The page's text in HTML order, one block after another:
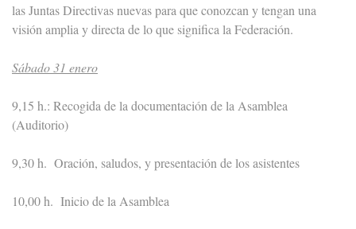
las Juntas Directivas nuevas para que conozcan y tengan una
visión amplia y directa de lo que significa la Federación.
Sábado 31 enero
9,15 h.: Recogida de la documentación de la Asamblea
(Auditorio)
9,30 h. Oración, saludos, y presentación de los asistentes
10,00 h. Inicio de la Asamblea